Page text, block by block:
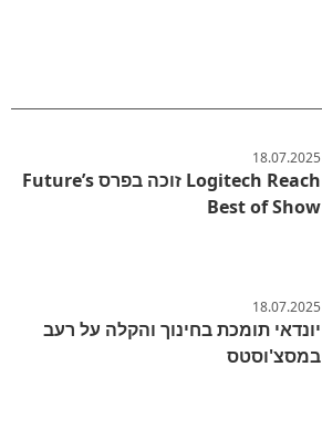
18.07.2025
Logitech Reach זוכה בפרס Future’s
Best of Show
18.07.2025
יונדאי תומכת בחינוך והקלה על רעב
במסצ'וסטס